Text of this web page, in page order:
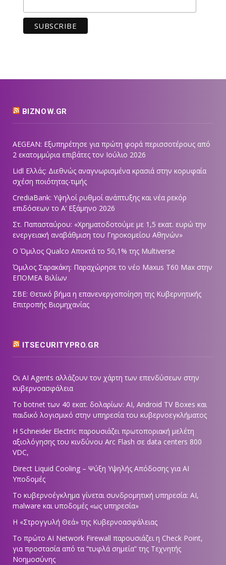
BIZNOW.GR
AEGEAN: Εξυπηρέτησε για πρώτη φορά περισσοτέρους από
2 εκατομμύρια επιβάτες τον Ιούλιο 2026
Lidl Ελλάς: Διεθνώς αναγνωρισμένα κρασιά στην κορυφαία
σχέση ποιότητας-τιμής
CrediaBank: Υψηλοί ρυθμοί ανάπτυξης και νέα ρεκόρ
επιδόσεων το Α’ Εξάμηνο 2026
Στ. Παπασταύρου: «Χρηματοδοτούμε με 1,5 εκατ. ευρώ την
ενεργειακή αναβάθμιση του Γηροκομείου Αθηνών»
Ο Όμιλος Qualco Αποκτά το 50,1% της Multiverse
Όμιλος Σαρακάκη: Παραχώρησε το νέο Maxus T60 Max στην
ΕΠΟΜΕΑ Βιλίων
ΣΒΕ: Θετικό βήμα η επανενεργοποίηση της Κυβερνητικής
Επιτροπής Βιομηχανίας
ITSECURITYPRO.GR
Οι AI Agents αλλάζουν τον χάρτη των επενδύσεων στην
κυβερνοασφάλεια
Το botnet των 40 εκατ. δολαρίων: AI, Android TV Boxes και
παιδικό λογισμικό στην υπηρεσία του κυβερνοεγκλήματος
Η Schneider Electric παρουσιάζει πρωτοποριακή μελέτη
αξιολόγησης του κινδύνου Arc Flash σε data centers 800
VDC,
Direct Liquid Cooling – Ψύξη Υψηλής Απόδοσης για AI
Υποδομές
Το κυβερνοέγκλημα γίνεται συνδρομητική υπηρεσία: AI,
malware και υποδομές «ως υπηρεσία»
Η «Στρογγυλή Θεά» της Κυβερνοασφάλειας
Tο πρώτο AI Network Firewall παρουσιάζει η Check Point,
για προστασία από τα “τυφλά σημεία” της Τεχνητής
Νοημοσύνης